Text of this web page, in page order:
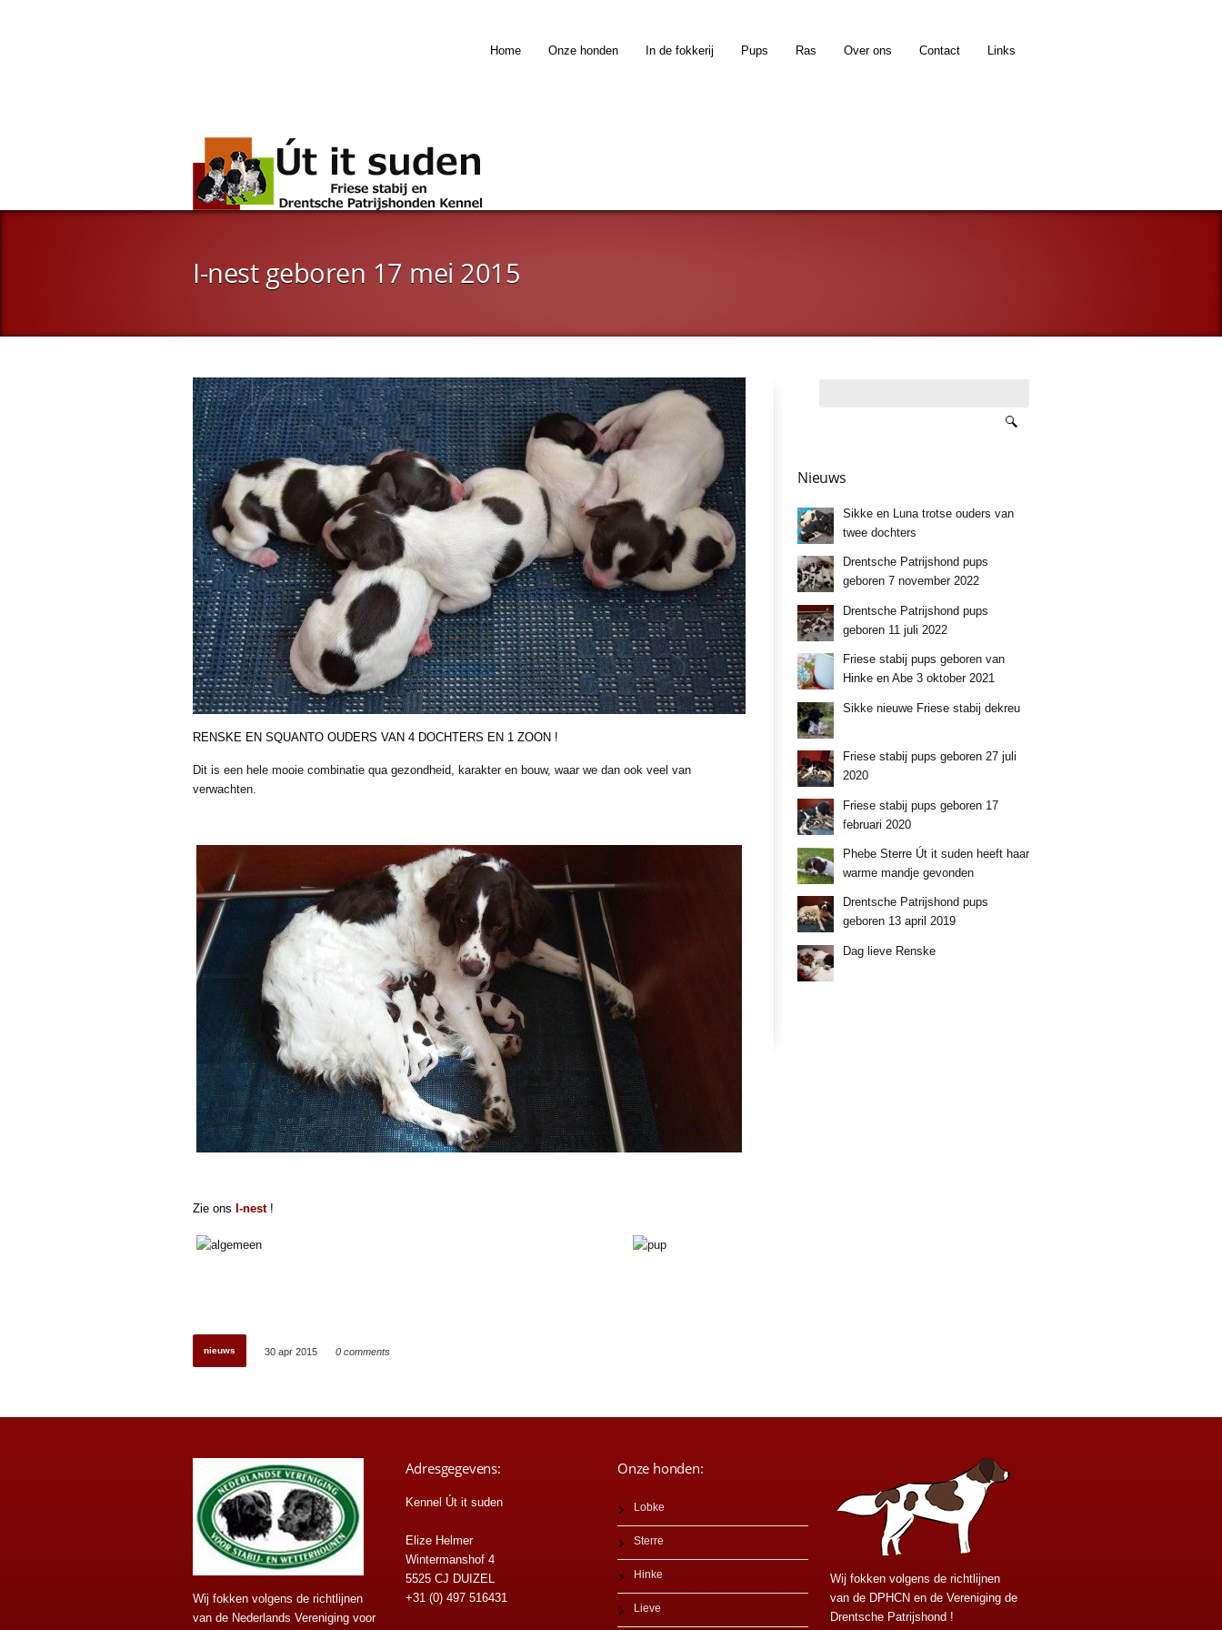
Home Onze honden In de fokkerij Pups Ras Over ons Contact Links
I-nest geboren 17 mei 2015
RENSKE EN SQUANTO OUDERS VAN 4 DOCHTERS EN 1 ZOON !
Dit is een hele mooie combinatie qua gezondheid, karakter en bouw, waar we dan ook veel van
verwachten.
Zie ons I-nest !
nieuws 30 apr 2015 0 comments
Nieuws
Sikke en Luna trotse ouders van
twee dochters
Drentsche Patrijshond pups
geboren 7 november 2022
Drentsche Patrijshond pups
geboren 11 juli 2022
Friese stabij pups geboren van
Hinke en Abe 3 oktober 2021
Sikke nieuwe Friese stabij dekreu
Friese stabij pups geboren 27 juli
2020
Friese stabij pups geboren 17
februari 2020
Phebe Sterre Út it suden heeft haar
warme mandje gevonden
Drentsche Patrijshond pups
geboren 13 april 2019
Dag lieve Renske
Wij fokken volgens de richtlijnen
van de Nederlands Vereniging voor
Adresgegevens:
Kennel Út it suden
Elize Helmer
Wintermanshof 4
5525 CJ DUIZEL
+31 (0) 497 516431
Onze honden:
Lobke
Sterre
Hinke
Lieve
Wij fokken volgens de richtlijnen
van de DPHCN en de Vereniging de
Drentsche Patrijshond !